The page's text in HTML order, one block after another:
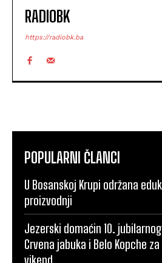
RADIOBK
https://radiobk.ba
POPULARNI ČLANCI
U Bosanskoj Krupi održana
proizvodnji
Jezerski domaćin 10.
Crvena jabuka i Belo Kopche
vikend